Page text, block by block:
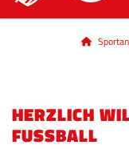
HERZLICH
FUSSBALL